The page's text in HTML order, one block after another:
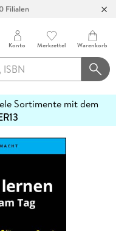
Filialen
Konto Merkzettel Warenkorb
Sortimente mit dem